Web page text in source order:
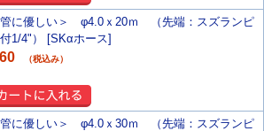
管に優しい＞ φ4.0ｘ20ｍ （先端：スズランピ
1/4"） [SKαホース]
（税込み）
管に優しい＞ φ4.0ｘ30ｍ （先端：スズランピ